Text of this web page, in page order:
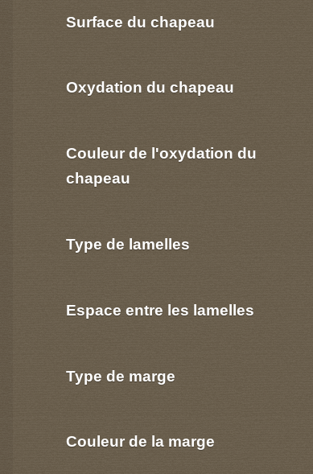
Surface du chapeau
Oxydation du chapeau
Couleur de l'oxydation du
chapeau
Type de lamelles
Espace entre les lamelles
Type de marge
Couleur de la marge